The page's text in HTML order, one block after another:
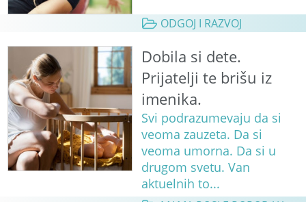
ODGOJ I RAZVOJ
Dobila si dete.
Prijatelji te brišu iz
imenika.
Svi podrazumevaju da si
veoma zauzeta. Da si
veoma umorna. Da si u
drugom svetu. Van
aktuelnih to...